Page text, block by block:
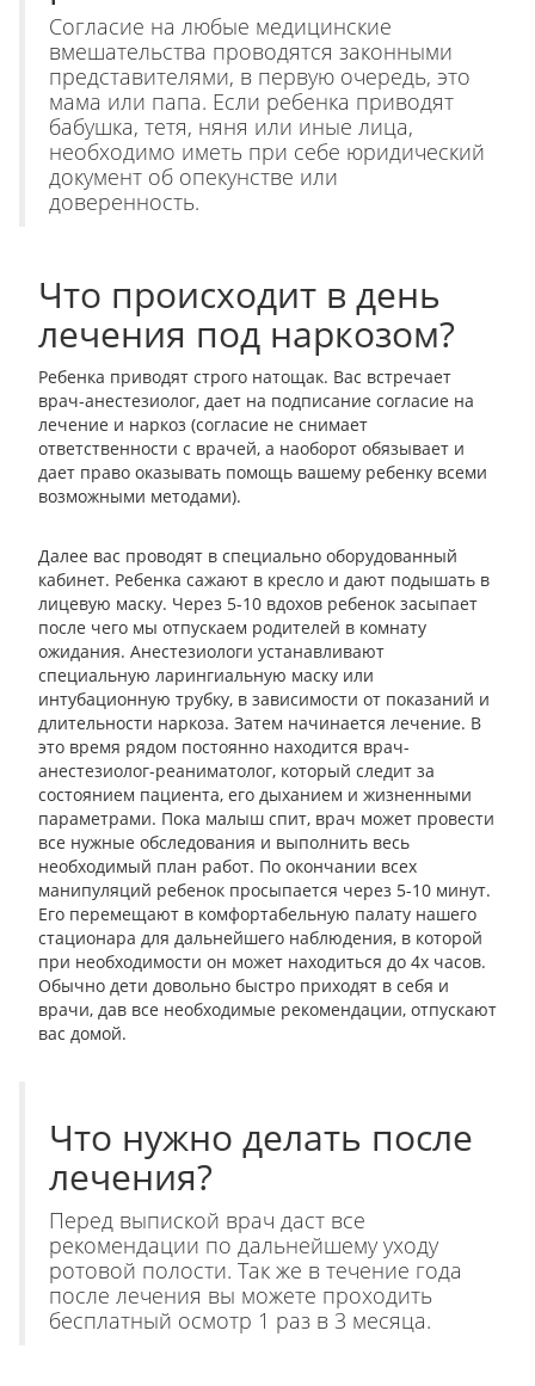
Согласие на любые медицинские
вмешательства проводятся законными
представителями, в первую очередь, это
мама или папа. Если ребенка приводят
бабушка, тетя, няня или иные лица,
необходимо иметь при себе юридический
документ об опекунстве или
доверенность.
Что происходит в день
лечения под наркозом?
Ребенка приводят строго натощак. Вас встречает
врач-анестезиолог, дает на подписание согласие на
лечение и наркоз (согласие не снимает
ответственности с врачей, а наоборот обязывает и
дает право оказывать помощь вашему ребенку всеми
возможными методами).
Далее вас проводят в специально оборудованный
кабинет. Ребенка сажают в кресло и дают подышать в
лицевую маску. Через 5-10 вдохов ребенок засыпает
после чего мы отпускаем родителей в комнату
ожидания. Анестезиологи устанавливают
специальную ларингиальную маску или
интубационную трубку, в зависимости от показаний и
длительности наркоза. Затем начинается лечение. В
это время рядом постоянно находится врач-
анестезиолог-реаниматолог, который следит за
состоянием пациента, его дыханием и жизненными
параметрами. Пока малыш спит, врач может провести
все нужные обследования и выполнить весь
необходимый план работ. По окончании всех
манипуляций ребенок просыпается через 5-10 минут.
Его перемещают в комфортабельную палату нашего
стационара для дальнейшего наблюдения, в которой
при необходимости он может находиться до 4х часов.
Обычно дети довольно быстро приходят в себя и
врачи, дав все необходимые рекомендации, отпускают
вас домой.
Что нужно делать после
лечения?
Перед выпиской врач даст все
рекомендации по дальнейшему уходу
ротовой полости. Так же в течение года
после лечения вы можете проходить
бесплатный осмотр 1 раз в 3 месяца.